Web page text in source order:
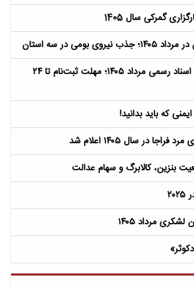
گمرکی سال 1405
در سه استان
آغاز ثبت‌نام آزمون دفتریاری اسناد رسمی مرداد ۱۴۰۵؛ مهلت ثبت‌نام تا ۲۴
در سال ۱۴۰۵ اعلام شد
بنزین، کالابرگ و سهام عدالت
مرداد ۱۴۰۵